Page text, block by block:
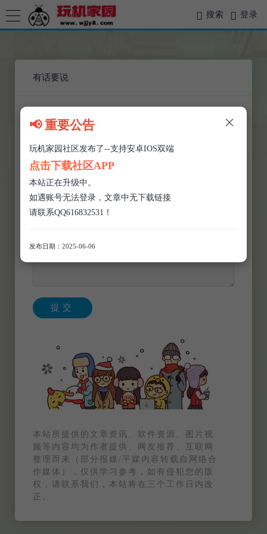
搜索 登录
有话要说
你的姓名
联系方式
留言说明
提交
本站所提供的文章资讯、软件资源、图片视
频等内容均为作者提供、网友推荐、互联网
整理而来（部分报媒/平媒内容转载自网络合
作媒体），仅供学习参考，如有侵犯您的版
权，请联系我们，本站将在三个工作日内改
正。
×
📢 重要公告
玩机家园社区发布了--支持安卓IOS双端
点击下载社区APP
本站正在升级中。
如遇账号无法登录，文章中无下载链接
请联系QQ616832531！
发布日期：2025-06-06